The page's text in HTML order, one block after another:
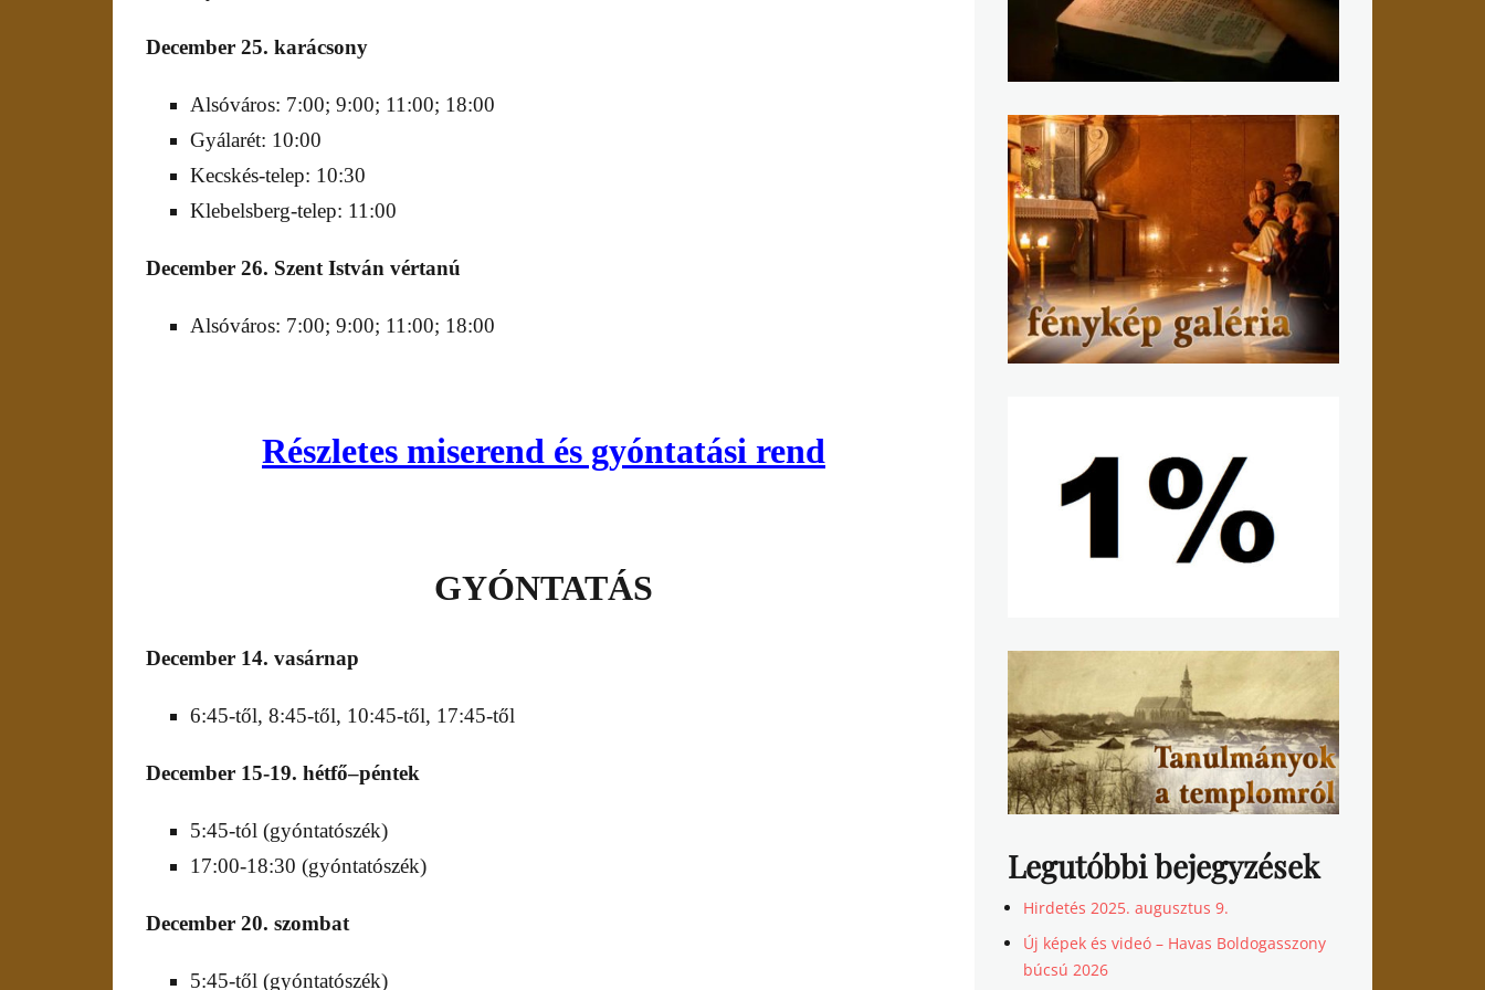
December 25. karácsony
Alsóváros: 7:00; 9:00; 11:00; 18:00
Gyálarét: 10:00
Kecskés-telep: 10:30
Klebelsberg-telep: 11:00
December 26. Szent István vértanú
Alsóváros: 7:00; 9:00; 11:00; 18:00
Részletes miserend és gyóntatási rend
GYÓNTATÁS
December 14. vasárnap
6:45-től, 8:45-től, 10:45-től, 17:45-től
December 15-19. hétfő–péntek
5:45-tól (gyóntatószék)
17:00-18:30 (gyóntatószék)
December 20. szombat
5:45-től (gyóntatószék)
Legutóbbi bejegyzések
Hirdetés 2025. augusztus 9.
Új képek és videó – Havas Boldogasszony
búcsú 2026